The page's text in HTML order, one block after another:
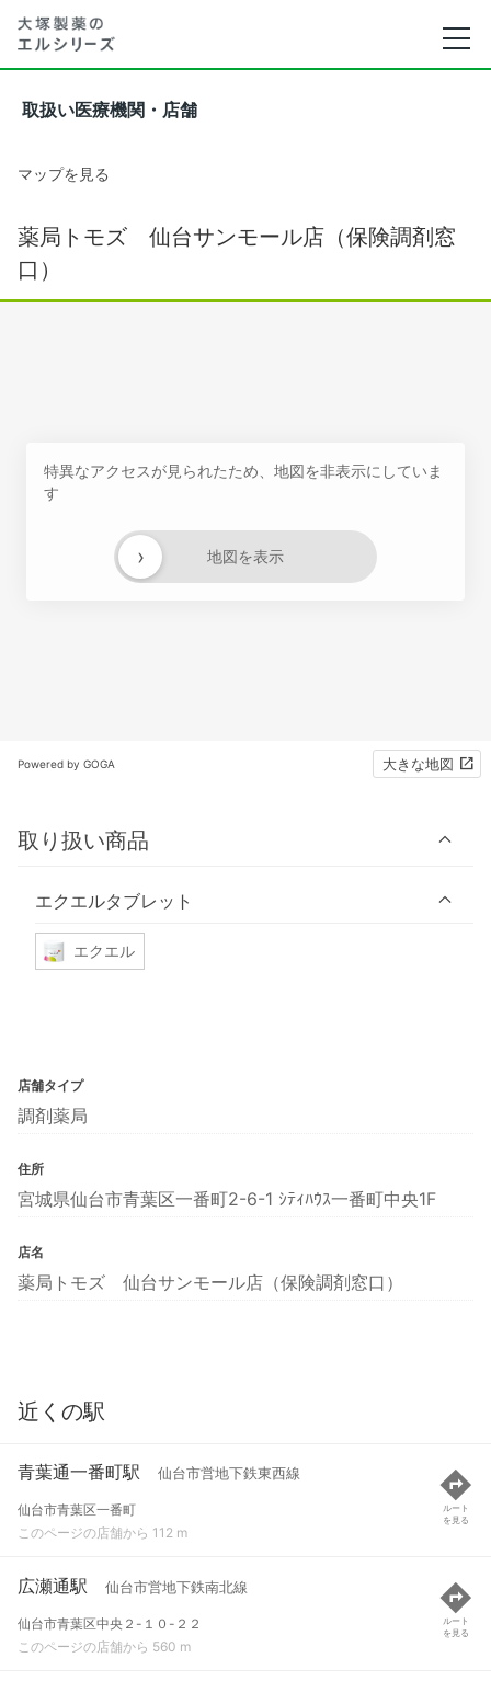
取扱い医療機関・店舗
マップを見る
薬局トモズ 仙台サンモール店（保険調剤窓
口）
特異なアクセスが見られたため、地図を非表示にしていま
す
地図を表示
›
Powered by GOGA 大きな地図
取り扱い商品
エクエルタブレット
エクエル
店舗タイプ
調剤薬局
住所
宮城県仙台市青葉区一番町2-6-1 ｼﾃｨﾊｳｽ一番町中央1F
店名
薬局トモズ 仙台サンモール店（保険調剤窓口）
近くの駅
青葉通一番町駅 仙台市営地下鉄東西線
仙台市青葉区一番町
このページの店舗から 112 m
ルート
を見る
広瀬通駅 仙台市営地下鉄南北線
仙台市青葉区中央２-１０-２２
このページの店舗から 560 m
ルート
を見る